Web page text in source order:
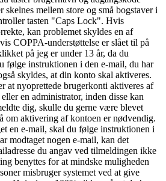
skelnes mellem store og små bogstaver i
tasten "Caps Lock". Hvis
kan problemet skyldes en af
COPPA-understøttelse er slået til på
på jeg er under 13 år, da du
følge instruktionen i den e-mail, du har
skyldes, at din konto skal aktiveres.
at nyoprettede brugerkonti aktiveres af
en administrator, inden disse kan
dig, skulle du gerne være blevet
om aktivering af kontoen er nødvendig.
en e-mail, skal du følge instruktionen i
modtaget nogen e-mail, kan det
du angav ved tilmeldingen ikke
benyttes for at mindske muligheden
misbruger systemet ved at give